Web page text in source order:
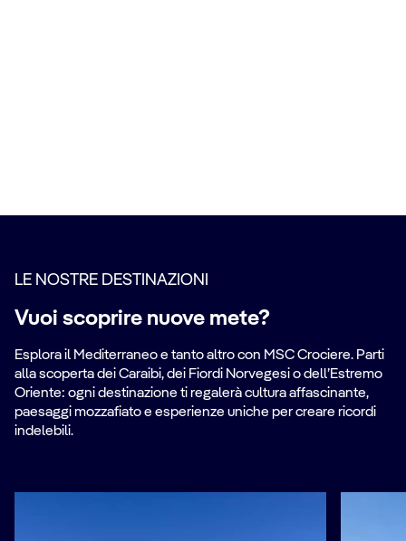
LE NOSTRE DESTINAZIONI
Vuoi scoprire nuove mete?
Esplora il Mediterraneo e tanto altro con MSC Crociere. Parti
alla scoperta dei Caraibi, dei Fiordi Norvegesi o dell’Estremo
Oriente: ogni destinazione ti regalerà cultura affascinante,
paesaggi mozzafiato e esperienze uniche per creare ricordi
indelebili.